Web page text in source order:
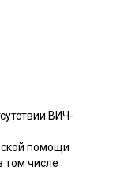
ВИЧ-
помощи
том числе